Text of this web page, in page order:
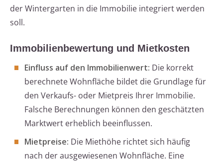
der Wintergarten in die Immobilie integriert werden
soll.
Immobilienbewertung und Mietkosten
Einfluss auf den Immobilienwert: Die korrekt
berechnete Wohnfläche bildet die Grundlage für
den Verkaufs- oder Mietpreis Ihrer Immobilie.
Falsche Berechnungen können den geschätzten
Marktwert erheblich beeinflussen.
Mietpreise: Die Miethöhe richtet sich häufig
nach der ausgewiesenen Wohnfläche. Eine